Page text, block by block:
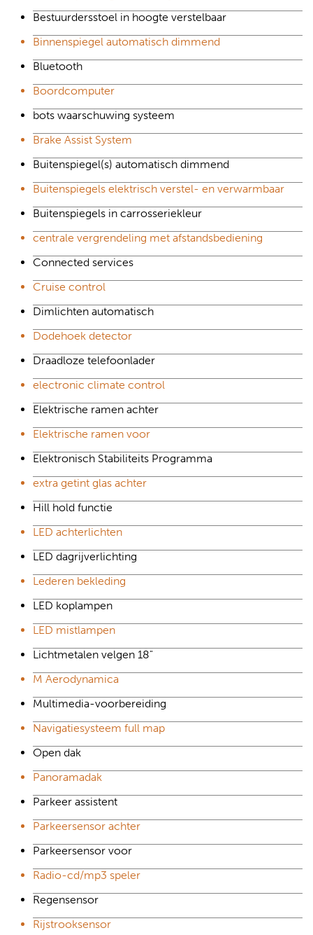
Bestuurdersstoel in hoogte verstelbaar
Binnenspiegel automatisch dimmend
Bluetooth
Boordcomputer
bots waarschuwing systeem
Brake Assist System
Buitenspiegel(s) automatisch dimmend
Buitenspiegels elektrisch verstel- en verwarmbaar
Buitenspiegels in carrosseriekleur
centrale vergrendeling met afstandsbediening
Connected services
Cruise control
Dimlichten automatisch
Dodehoek detector
Draadloze telefoonlader
electronic climate control
Elektrische ramen achter
Elektrische ramen voor
Elektronisch Stabiliteits Programma
extra getint glas achter
Hill hold functie
LED achterlichten
LED dagrijverlichting
Lederen bekleding
LED koplampen
LED mistlampen
Lichtmetalen velgen 18"
M Aerodynamica
Multimedia-voorbereiding
Navigatiesysteem full map
Open dak
Panoramadak
Parkeer assistent
Parkeersensor achter
Parkeersensor voor
Radio-cd/mp3 speler
Regensensor
Rijstrooksensor